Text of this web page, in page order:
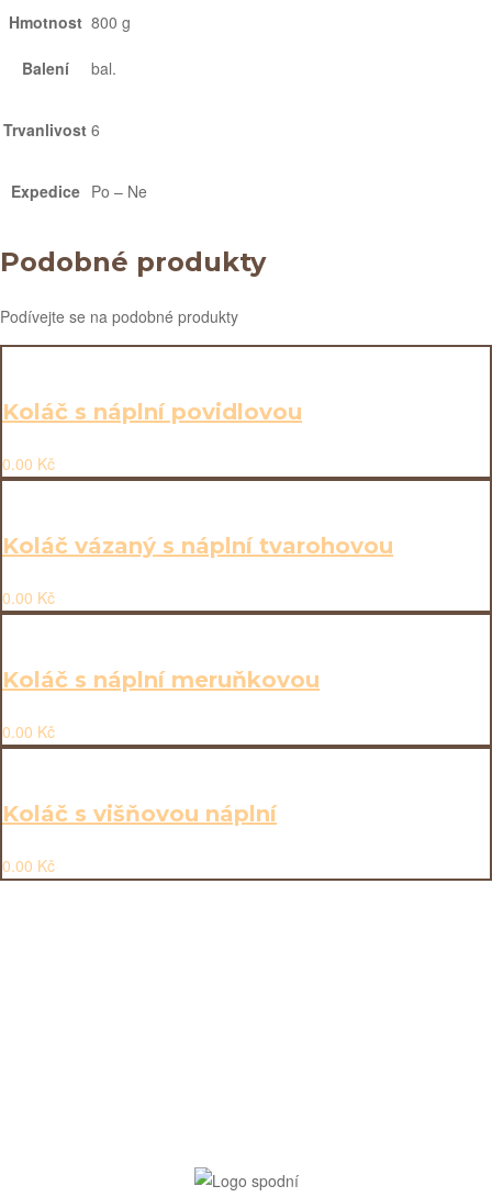
Hmotnost 800 g
Balení bal.
Trvanlivost 6
Expedice Po – Ne
Podobné produkty
Podívejte se na podobné produkty
Koláč s náplní povidlovou
0.00 Kč
Koláč vázaný s náplní tvarohovou
0.00 Kč
Koláč s náplní meruňkovou
0.00 Kč
Koláč s višňovou náplní
0.00 Kč